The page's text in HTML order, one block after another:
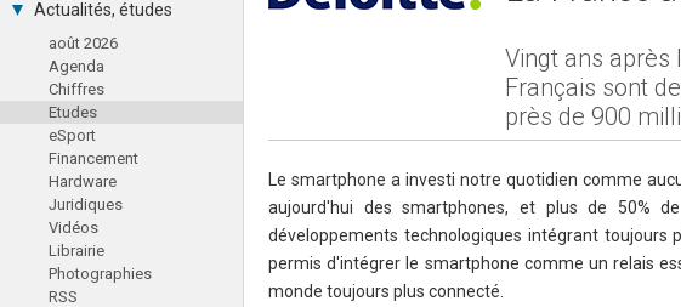
Studios (418)
Editeurs (49)
Distributeurs (16)
Hard. / Accessoires (10)
Middlewares (15)
Prestataires (99)
Assoc. / Syndicats (21)
Formations / Ecoles (46)
Presse spécialisée (17)
Actualités, études
août 2026
Agenda
Chiffres
Etudes
eSport
Financement
Hardware
Juridiques
Vidéos
Librairie
Photographies
RSS
Vingt ans
Français sont
près de 900
Le smartphone a investi notre quotidien comme
aujourd'hui des smartphones, et plus de 50%
développements technologiques intégrant
permis d'intégrer le smartphone comme un relais
monde toujours plus connecté.